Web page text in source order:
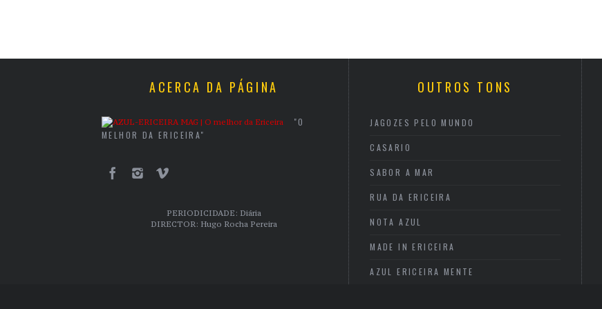
ACERCA DA PÁGINA
"O
MELHOR DA ERICEIRA"
PERIODICIDADE: Diária
DIRECTOR: Hugo Rocha Pereira
OUTROS TONS
JAGOZES PELO MUNDO
CASARIO
SABOR A MAR
RUA DA ERICEIRA
NOTA AZUL
MADE IN ERICEIRA
AZUL ERICEIRA MENTE